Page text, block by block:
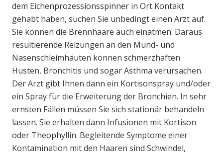
dem Eichenprozessionsspinner in Ort Kontakt
gehabt haben, suchen Sie unbedingt einen Arzt auf.
Sie können die Brennhaare auch einatmen. Daraus
resultierende Reizungen an den Mund- und
Nasenschleimhäuten können schmerzhaften
Husten, Bronchitis und sogar Asthma verursachen.
Der Arzt gibt Ihnen dann ein Kortisonspray und/oder
ein Spray für die Erweiterung der Bronchien. In sehr
ernsten Fällen müssen Sie sich stationär behandeln
lassen. Sie erhalten dann Infusionen mit Kortison
oder Theophyllin. Begleitende Symptome einer
Kontamination mit den Haaren sind Schwindel,